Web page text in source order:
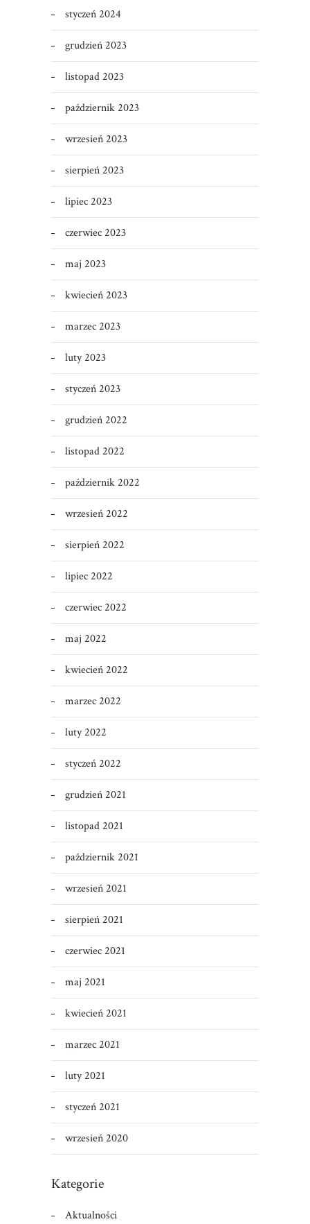
styczeń 2024
grudzień 2023
listopad 2023
październik 2023
wrzesień 2023
sierpień 2023
lipiec 2023
czerwiec 2023
maj 2023
kwiecień 2023
marzec 2023
luty 2023
styczeń 2023
grudzień 2022
listopad 2022
październik 2022
wrzesień 2022
sierpień 2022
lipiec 2022
czerwiec 2022
maj 2022
kwiecień 2022
marzec 2022
luty 2022
styczeń 2022
grudzień 2021
listopad 2021
październik 2021
wrzesień 2021
sierpień 2021
czerwiec 2021
maj 2021
kwiecień 2021
marzec 2021
luty 2021
styczeń 2021
wrzesień 2020
Kategorie
Aktualności